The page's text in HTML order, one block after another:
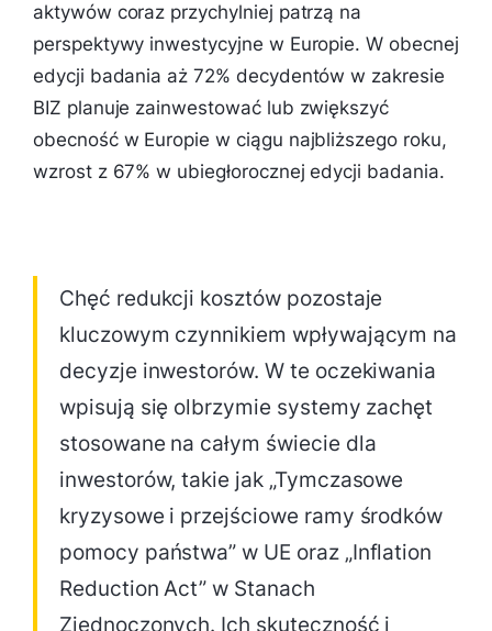
aktywów coraz przychylniej patrzą na
perspektywy inwestycyjne w Europie. W obecnej
edycji badania aż 72% decydentów w zakresie
BIZ planuje zainwestować lub zwiększyć
obecność w Europie w ciągu najbliższego roku,
wzrost z 67% w ubiegłorocznej edycji badania.
Chęć redukcji kosztów pozostaje
kluczowym czynnikiem wpływającym na
decyzje inwestorów. W te oczekiwania
wpisują się olbrzymie systemy zachęt
stosowane na całym świecie dla
inwestorów, takie jak „Tymczasowe
kryzysowe i przejściowe ramy środków
pomocy państwa” w UE oraz „Inflation
Reduction Act” w Stanach
Zjednoczonych. Ich skuteczność i